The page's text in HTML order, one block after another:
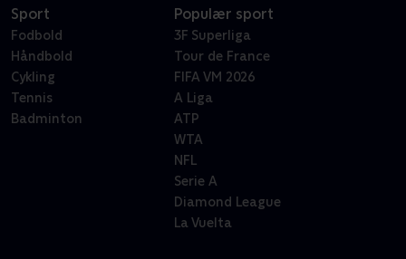
Sport
Fodbold
Håndbold
Cykling
Tennis
Badminton
Populær sport
3F Superliga
Tour de France
FIFA VM 2026
A Liga
ATP
WTA
NFL
Serie A
Diamond League
La Vuelta